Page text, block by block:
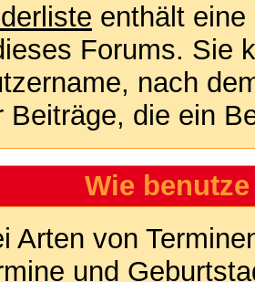
enthält
Forums. Sie
nach
Beiträge, die ein
Wie
Arten von
und